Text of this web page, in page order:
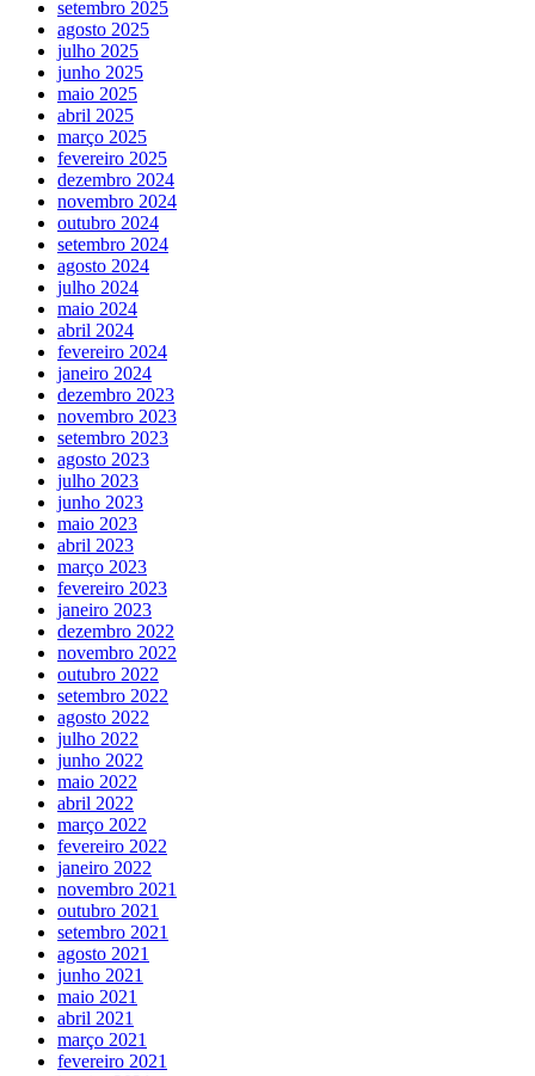
setembro 2025
agosto 2025
julho 2025
junho 2025
maio 2025
abril 2025
março 2025
fevereiro 2025
dezembro 2024
novembro 2024
outubro 2024
setembro 2024
agosto 2024
julho 2024
maio 2024
abril 2024
fevereiro 2024
janeiro 2024
dezembro 2023
novembro 2023
setembro 2023
agosto 2023
julho 2023
junho 2023
maio 2023
abril 2023
março 2023
fevereiro 2023
janeiro 2023
dezembro 2022
novembro 2022
outubro 2022
setembro 2022
agosto 2022
julho 2022
junho 2022
maio 2022
abril 2022
março 2022
fevereiro 2022
janeiro 2022
novembro 2021
outubro 2021
setembro 2021
agosto 2021
junho 2021
maio 2021
abril 2021
março 2021
fevereiro 2021